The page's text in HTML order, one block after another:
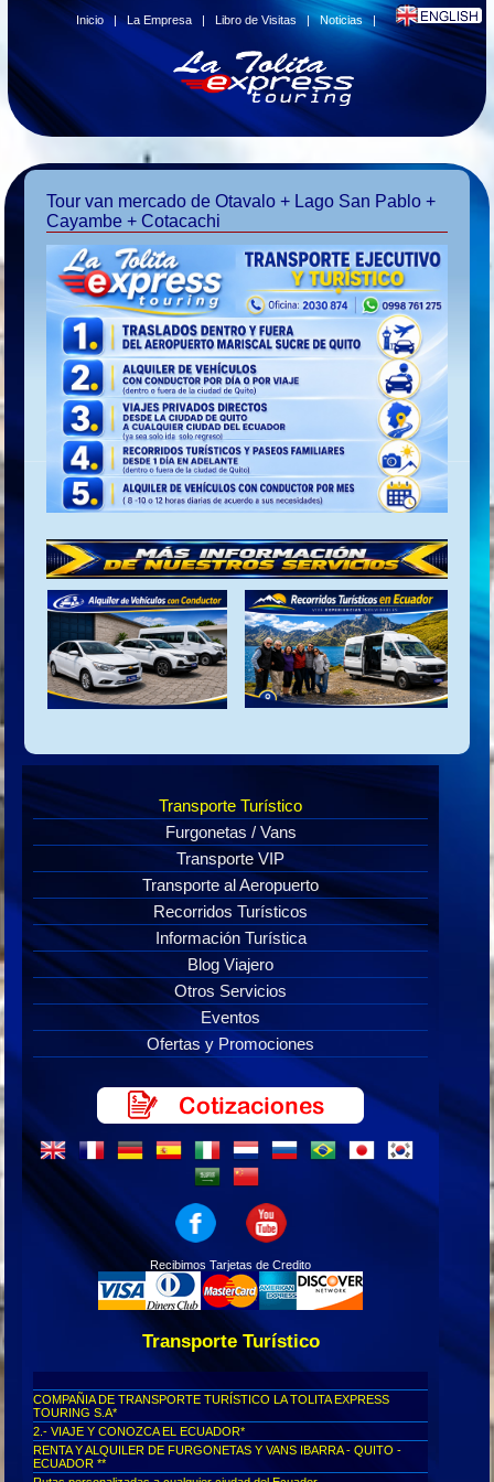
Inicio |La Empresa |Libro de Visitas |Noticias|
Tour van mercado de Otavalo + Lago San Pablo +
Cayambe + Cotacachi
Transporte Turístico
Furgonetas / Vans
Transporte VIP
Transporte al Aeropuerto
Recorridos Turísticos
Información Turística
Blog Viajero
Otros Servicios
Eventos
Ofertas y Promociones
Recibimos Tarjetas de Credito
Transporte Turístico
COMPAÑIA DE TRANSPORTE TURÍSTICO LA TOLITA EXPRESS
TOURING S.A*
2.- VIAJE Y CONOZCA EL ECUADOR*
RENTA Y ALQUILER DE FURGONETAS Y VANS IBARRA - QUITO -
ECUADOR **